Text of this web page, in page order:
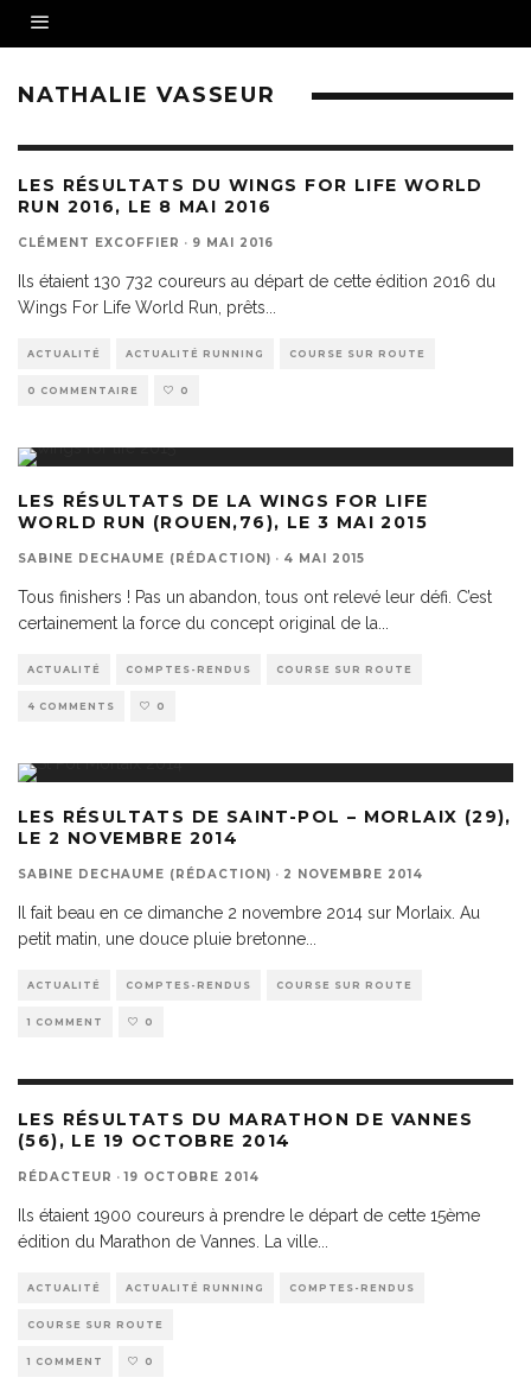
NATHALIE VASSEUR
LES RÉSULTATS DU WINGS FOR LIFE WORLD
RUN 2016, LE 8 MAI 2016
CLÉMENT EXCOFFIER · 9 MAI 2016
Ils étaient 130 732 coureurs au départ de cette édition 2016 du
Wings For Life World Run, prêts
ACTUALITÉ ACTUALITÉ RUNNING COURSE SUR ROUTE
0 COMMENTAIRE 0
LES RÉSULTATS DE LA WINGS FOR LIFE
WORLD RUN (ROUEN,76), LE 3 MAI 2015
SABINE DECHAUME (RÉDACTION) · 4 MAI 2015
Tous finishers ! Pas un abandon, tous ont relevé leur défi. C’est
certainement la force du concept original de la
ACTUALITÉ COMPTES-RENDUS COURSE SUR ROUTE
4 COMMENTS 0
LES RÉSULTATS DE SAINT-POL – MORLAIX (29),
LE 2 NOVEMBRE 2014
SABINE DECHAUME (RÉDACTION) · 2 NOVEMBRE 2014
Il fait beau en ce dimanche 2 novembre 2014 sur Morlaix. Au
petit matin, une douce pluie bretonne
ACTUALITÉ COMPTES-RENDUS COURSE SUR ROUTE
1 COMMENT 0
LES RÉSULTATS DU MARATHON DE VANNES
(56), LE 19 OCTOBRE 2014
RÉDACTEUR · 19 OCTOBRE 2014
Ils étaient 1900 coureurs à prendre le départ de cette 15ème
édition du Marathon de Vannes. La ville
ACTUALITÉ ACTUALITÉ RUNNING COMPTES-RENDUS
COURSE SUR ROUTE
1 COMMENT 0